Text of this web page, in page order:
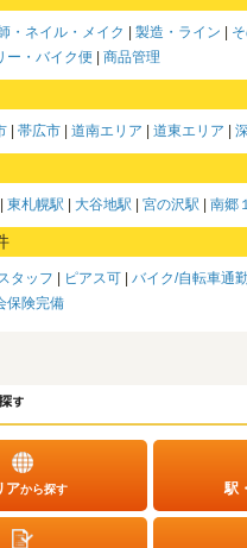
・ネイル・メイク 製造・ライン
ー・バイク便 商品管理
帯広市 道南エリア 道東エリア
東札幌駅 大谷地駅 宮の沢駅 南郷
タッフ ピアス可 バイク/自転車通
保険完備
アから探す 駅